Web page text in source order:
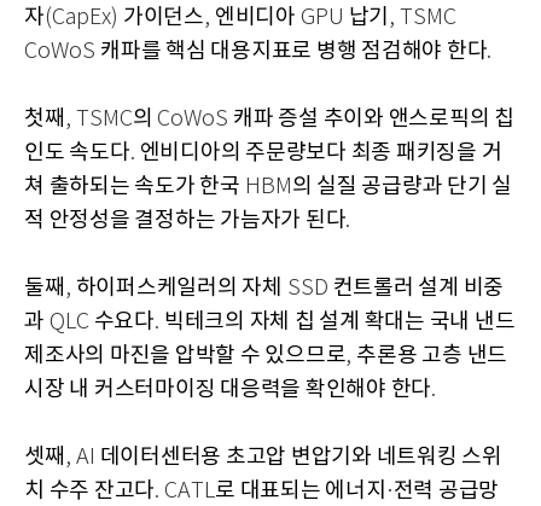
자(CapEx) 가이던스, 엔비디아 GPU 납기 , TSMC
CoWoS 캐파를 핵심 대용지표로 병행 점검해야 한다.
첫째 , TSMC의 CoWoS 캐파 증설 추이와 앤스로픽의 칩
인도 속도다. 엔비디아의 주문량보다 최종 패키징을 거
쳐 출하되는 속도가 한국 HBM의 실질 공급량과 단기 실
적 안정성을 결정하는 가늠자가 된다.
둘째 , 하이퍼스케일러의 자체 SSD 컨트롤러 설계 비중
과 QLC 수요다. 빅테크의 자체 칩 설계 확대는 국내 낸드
제조사의 마진을 압박할 수 있으므로, 추론용 고층 낸드
시장 내 커스터마이징 대응력을 확인해야 한다.
셋째 , AI 데이터센터용 초고압 변압기와 네트워킹 스위
치 수주 잔고다. CATL로 대표되는 에너지 ·전력 공급망